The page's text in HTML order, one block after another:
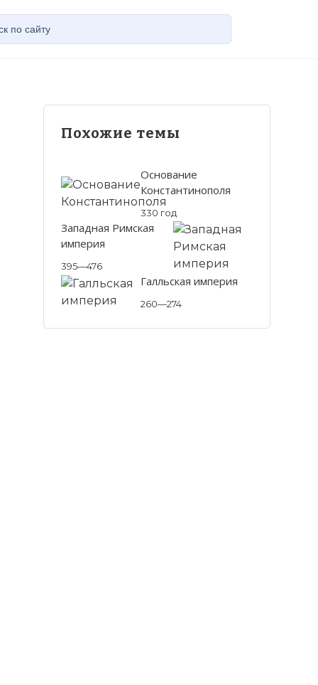
Похожие темы
Основание
Константинополя
330 год
Западная Римская
империя
395—476
Галльская империя
260—274